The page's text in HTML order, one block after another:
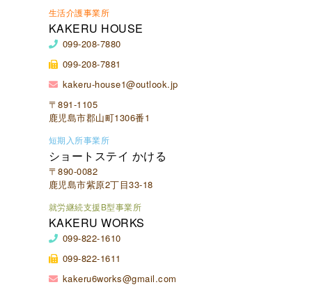
生活介護事業所
KAKERU HOUSE
099-208-7880
099-208-7881
kakeru-house1@outlook.jp
〒891-1105
鹿児島市郡山町1306番1
短期入所事業所
ショートステイ かける
〒890-0082
鹿児島市紫原2丁目33-18
就労継続支援B型事業所
KAKERU WORKS
099-822-1610
099-822-1611
kakeru6works@gmail.com